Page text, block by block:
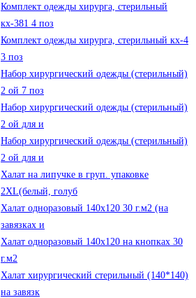
Комплект одежды хирурга, стерильный
кх-381 4 поз
Комплект одежды хирурга, стерильный кх-4
3 поз
Набор хирургический одежды (стерильный)
2 ой 7 поз
Набор хирургический одежды (стерильный)
2 ой для и
Набор хирургический одежды (стерильный)
2 ой для и
Халат на липучке в груп. упаковке
2XL(белый, голуб
Халат одноразовый 140х120 30 г.м2 (на
завязках и
Халат одноразовый 140х120 на кнопках 30
г.м2
Халат хирургический стерильный (140*140)
на завязк